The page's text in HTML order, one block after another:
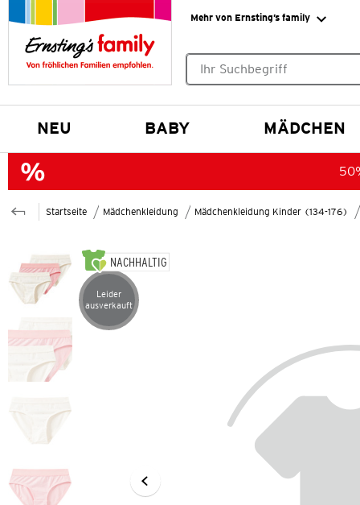
Mehr von Ernsting’s family
NEU BABY MÄDCHEN
Startseite Mädchenkleidung Mädchenkleidung Kinder (134-176)
NACHHALTIG
Artikel leider ausverkauft
Leider
ausverkauft